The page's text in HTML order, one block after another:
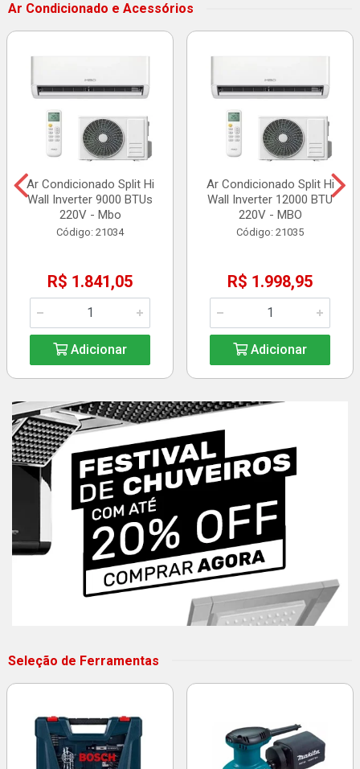
Ar Condicionado e Acessórios
Ar Condicionado Split Hi
Wall Inverter 9000 BTUs
220V - Mbo
Código: 21034
R$ 1.841,05
Adicionar
Ar Condicionado Split Hi
Wall Inverter 12000 BTU
220V - MBO
Código: 21035
R$ 1.998,95
Adicionar
Seleção de Ferramentas